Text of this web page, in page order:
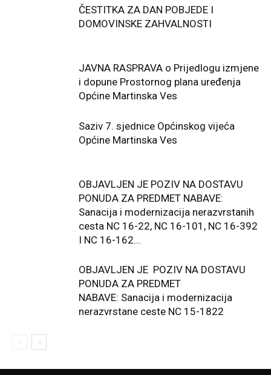
ČESTITKA ZA DAN POBJEDE I
DOMOVINSKE ZAHVALNOSTI
JAVNA RASPRAVA o Prijedlogu izmjene
i dopune Prostornog plana uređenja
Općine Martinska Ves
Saziv 7. sjednice Općinskog vijeća
Općine Martinska Ves
OBJAVLJEN JE POZIV NA DOSTAVU
PONUDA ZA PREDMET NABAVE:
Sanacija i modernizacija nerazvrstanih
cesta NC 16-22, NC 16-101, NC 16-392
I NC 16-162...
OBJAVLJEN JE POZIV NA DOSTAVU
PONUDA ZA PREDMET
NABAVE: Sanacija i modernizacija
nerazvrstane ceste NC 15-1822